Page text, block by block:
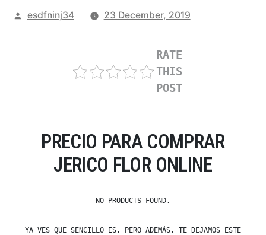
Posted
esdfninj34 23 December, 2019
RATE
THIS
POST
PRECIO PARA COMPRAR
JERICO FLOR ONLINE
NO PRODUCTS FOUND.
YA VES QUE SENCILLO ES, PERO ADEMÁS, TE DEJAMOS ESTE